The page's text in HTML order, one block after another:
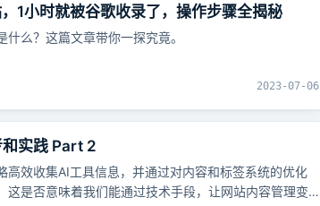
1小时就被谷歌收录了，操作步骤全揭秘
么？这篇文章带你一探究竟。
2023-07-06
实践 Part 2
效收集AI工具信息，并通过对内容和标签系统的优化
是否意味着我们能通过技术手段，让网站内容管理变